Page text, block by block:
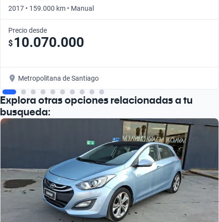
2017 • 159.000 km • Manual
Precio desde
$ 10.070.000
Metropolitana de Santiago
Explora otras opciones relacionadas a tu
busqueda: